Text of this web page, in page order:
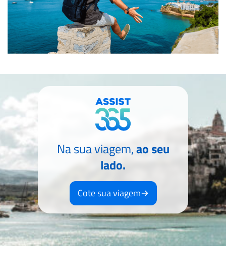
Na sua viagem,ao seu
lado.
Cote sua viagem